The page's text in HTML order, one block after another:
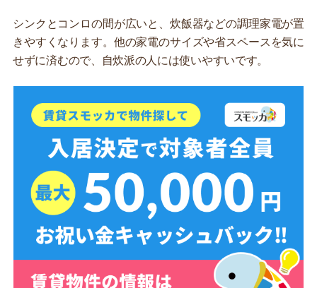
シンクとコンロの間が広いと、炊飯器などの調理家電が置
きやすくなります。他の家電のサイズや省スペースを気に
せずに済むので、自炊派の人には使いやすいです。